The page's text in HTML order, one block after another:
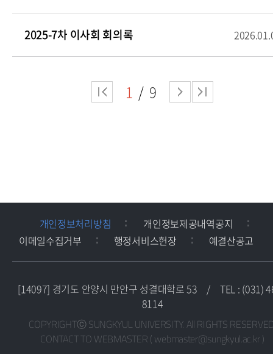
2025-7차 이사회 회의록
1 9
개인정보처리방침
개인정보제공내역공지
이메일수집거부
행정서비스헌장 예결산공고
[14097] 경기도 안양시 만안구 성결대학로 53 /
TEL : (031)
8114
COPYRIGHTⓒ SUNGKYUL UNIVERSITY. All RIGHTS
CONTACT TO WEBMASTER ( webmaster@sungkyul.ac.kr )